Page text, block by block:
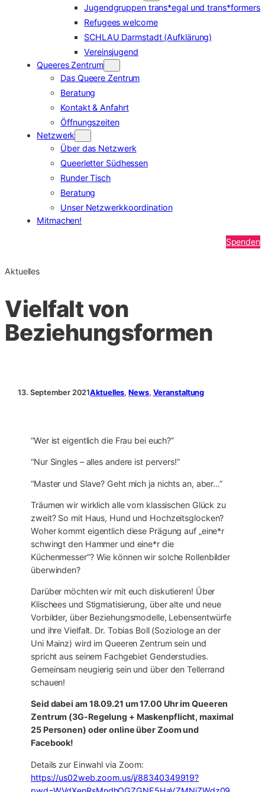
Jugendgruppen trans*egal und trans*formers
Refugees welcome
SCHLAU Darmstadt (Aufklärung)
Vereinsjugend
Queeres Zentrum
Das Queere Zentrum
Beratung
Kontakt & Anfahrt
Öffnungszeiten
Netzwerk
Über das Netzwerk
Queerletter Südhessen
Runder Tisch
Beratung
Unser Netzwerkkoordination
Mitmachen!
Spenden
Aktuelles
Vielfalt von
Beziehungsformen
13. September 2021Aktuelles, News, Veranstaltung
“Wer ist eigentlich die Frau bei euch?”
“Nur Singles – alles andere ist pervers!”
“Master und Slave? Geht mich ja nichts an, aber…”
Träumen wir wirklich alle vom klassischen Glück zu
zweit? So mit Haus, Hund und Hochzeitsglocken?
Woher kommt eigentlich diese Prägung auf „eine*r
schwingt den Hammer und eine*r die
Küchenmesser“? Wie können wir solche Rollenbilder
überwinden?
Darüber möchten wir mit euch diskutieren! Über
Klischees und Stigmatisierung, über alte und neue
Vorbilder, über Beziehungsmodelle, Lebensentwürfe
und ihre Vielfalt. Dr. Tobias Boll (Soziologe an der
Uni Mainz) wird im Queeren Zentrum sein und
spricht aus seinem Fachgebiet Genderstudies.
Gemeinsam neugierig sein und über den Tellerrand
schauen!
Seid dabei am 18.09.21 um 17.00 Uhr im Queeren
Zentrum (3G-Regelung + Maskenpflicht, maximal
25 Personen) oder online über Zoom und
Facebook!
Details zur Einwahl via Zoom:
https://us02web.zoom.us/j/88340349919?